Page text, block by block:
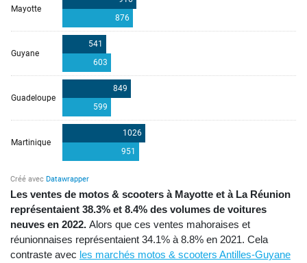
Les ventes de motos & scooters à Mayotte et à La Réunion
représentaient 38.3% et 8.4% des volumes de voitures
neuves en 2022. Alors que ces ventes mahoraises et
réunionnaises représentaient 34.1% à 8.8% en 2021. Cela
contraste avec les marchés motos & scooters Antilles-Guyane